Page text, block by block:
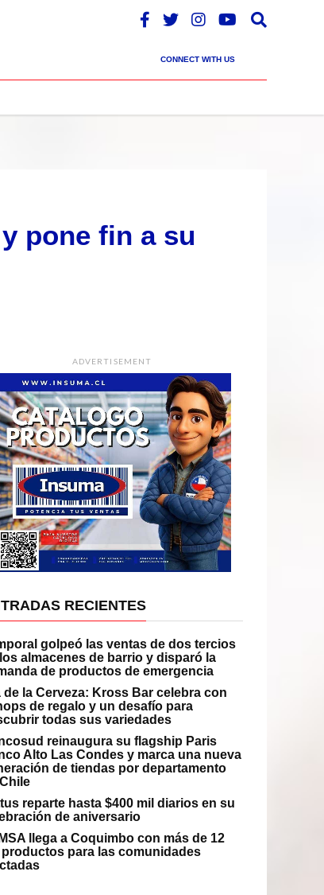
CONNECT WITH US
pone fin a su
ADVERTISEMENT
RECIENTES
golpeó las ventas de dos tercios
almacenes de barrio y disparó la
de productos de emergencia
de la Cerveza: Kross Bar celebra con
de regalo y un desafío para
todas sus variedades
reinaugura su flagship Paris
Alto Las Condes y marca una nueva
de tiendas por departamento
reparte hasta $400 mil diarios en su
de aniversario
llega a Coquimbo con más de 12
productos para las comunidades